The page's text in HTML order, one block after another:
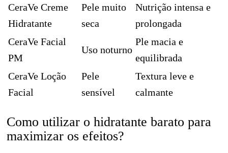
CeraVe Creme
Hidratante
Pele muito
seca
Nutrição intensa e
prolongada
CeraVe Facial
PM
Uso noturno
Ple macia e
equilibrada
CeraVe Loção
Facial
Pele
sensível
Textura leve e
calmante
Como utilizar o hidratante barato para
maximizar os efeitos?